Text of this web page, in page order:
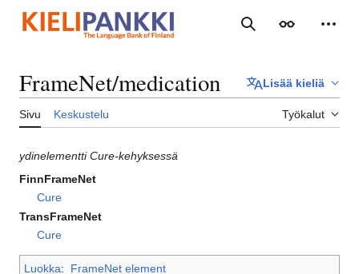
sisältöön
Haku Ulkoasu
FrameNet/medication Lisää kieliä
Sivu Keskustelu Työkalut
ydinelementti Cure-kehyksessä
FinnFrameNet
Cure
TransFrameNet
Cure
Luokka: FrameNet element